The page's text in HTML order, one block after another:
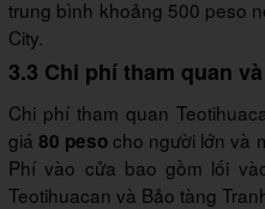
trung bình khoảng 500 peso
City.
3.3 Chi phí tham quan
Chi phí tham quan
giá80 peso cho người lớn và
Phí vào cửa bao gồm lối
Teotihuacan và Bảo tàng